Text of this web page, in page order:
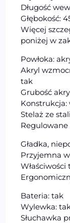
Długość
Głębokość:
Więcej
poniżej w
Powłoka:
Akryl
tak
Grubość
Stelaż ze
Gładka,
Przyjemna
Bateria: tak
Wylewka:
Słuchawka